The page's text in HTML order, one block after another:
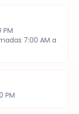
PM
7:00 AM a
PM